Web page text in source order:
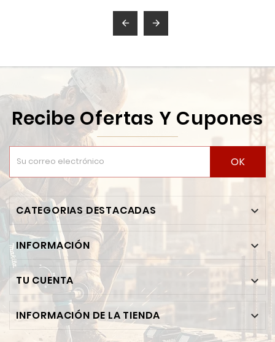
 
Recibe Ofertas Y Cupones
OK
CATEGORIAS DESTACADAS 
INFORMACIÓN 
TU CUENTA 
INFORMACIÓN DE LA TIENDA 